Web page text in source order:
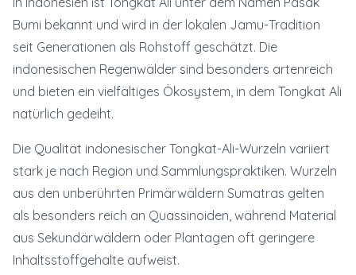
Bumi bekannt und wird in der lokalen Jamu-Tradition
seit Generationen als Rohstoff geschätzt. Die
indonesischen Regenwälder sind besonders artenreich
und bieten ein vielfältiges Ökosystem, in dem Tongkat Ali
natürlich gedeiht.
Die Qualität indonesischer Tongkat-Ali-Wurzeln variiert
stark je nach Region und Sammlungspraktiken. Wurzeln
aus den unberührten Primärwäldern Sumatras gelten
als besonders reich an Quassinoiden, während Material
aus Sekundärwäldern oder Plantagen oft geringere
Inhaltsstoffgehalte aufweist.